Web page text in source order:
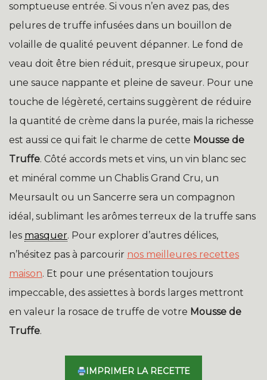
somptueuse entrée. Si vous n’en avez pas, des
pelures de truffe infusées dans un bouillon de
volaille de qualité peuvent dépanner. Le fond de
veau doit être bien réduit, presque sirupeux, pour
une sauce nappante et pleine de saveur. Pour une
touche de légèreté, certains suggèrent de réduire
la quantité de crème dans la purée, mais la richesse
est aussi ce qui fait le charme de cette Mousse de
Truffe. Côté accords mets et vins, un vin blanc sec
et minéral comme un Chablis Grand Cru, un
Meursault ou un Sancerre sera un compagnon
idéal, sublimant les arômes terreux de la truffe sans
les masquer. Pour explorer d’autres délices,
n’hésitez pas à parcourir nos meilleures recettes
maison. Et pour une présentation toujours
impeccable, des assiettes à bords larges mettront
en valeur la rosace de truffe de votre Mousse de
Truffe.
IMPRIMER LA RECETTE